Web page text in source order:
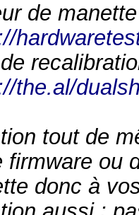
de
the.al/
tout de
firmware ou
donc à